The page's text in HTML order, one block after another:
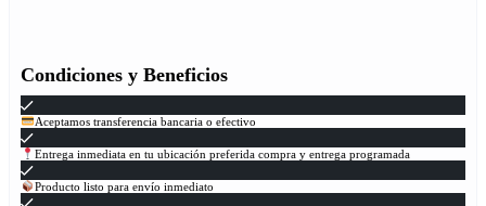
Condiciones y Beneficios
Aceptamos transferencia bancaria o efectivo
Entrega inmediata en tu ubicación preferida compra y entrega programada
Producto listo para envío inmediato